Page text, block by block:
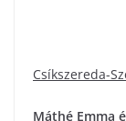
Csíkszereda-
Máthé Emma